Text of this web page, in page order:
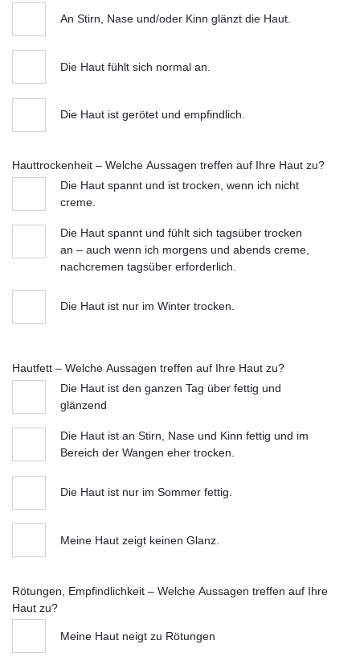
An Stirn, Nase und/oder Kinn glänzt die Haut.
Die Haut fühlt sich normal an.
Die Haut ist gerötet und empfindlich.
Hauttrockenheit – Welche Aussagen treffen auf Ihre Haut zu?
Die Haut spannt und ist trocken, wenn ich nicht
creme.
Die Haut spannt und fühlt sich tagsüber trocken
an – auch wenn ich morgens und abends creme,
nachcremen tagsüber erforderlich.
Die Haut ist nur im Winter trocken.
Hautfett – Welche Aussagen treffen auf Ihre Haut zu?
Die Haut ist den ganzen Tag über fettig und
glänzend
Die Haut ist an Stirn, Nase und Kinn fettig und im
Bereich der Wangen eher trocken.
Die Haut ist nur im Sommer fettig.
Meine Haut zeigt keinen Glanz.
Rötungen, Empfindlichkeit – Welche Aussagen treffen auf Ihre
Haut zu?
Meine Haut neigt zu Rötungen